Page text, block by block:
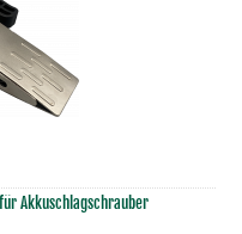
Akkuschlagschrauber